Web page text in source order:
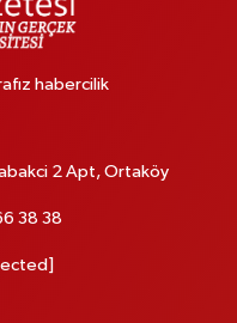
habercilik
2 Apt, Ortaköy
38 38